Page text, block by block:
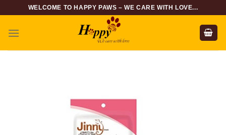
content
WELCOME TO HAPPY PAWS – WE CARE WITH LOVE...